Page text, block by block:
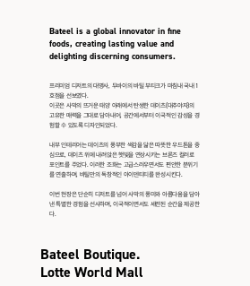
Bateel is a global innovator in fine
foods, creating lasting value and
delighting discerning consumers.
프리미엄 디저트의 대명사, 두바이의 바틸 부티크가 마침내 국내 1
호점을 선보였다.
이곳은 사막의 뜨거운 태양 아래에서 탄생한 데이츠(대추야자)의
고유한 매력을 그대로 담아내어, 공간에서부터 이국적인 감성을 경
험할 수 있도록 디자인되었다.
내부 인테리어는 데이츠의 풍부한 색감을 닮은 따뜻한 우드톤을 중
심으로, 데이츠 위에 내려앉은 햇빛을 연상시키는 브론즈 컬러로
포인트를 주었다. 이러한 조화는 고급스러우면서도 편안한 분위기
를 연출하며, 바틸만의 독창적인 아이덴티티를 완성시킨다.
이번 현장은 단순히 디저트를 넘어 사막의 풍미와 아름다움을 담아
낸 특별한 경험을 선사하며, 이국적이면서도 세련된 순간을 제공한
다.
Bateel Boutique.
Lotte World Mall